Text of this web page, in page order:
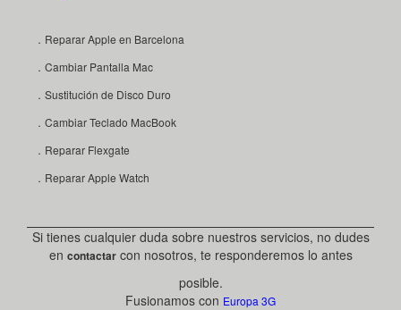
．Reparar Apple en Barcelona
．Cambiar Pantalla Mac
．Sustitución de Disco Duro
．Cambiar Teclado MacBook
．Reparar Flexgate
．Reparar Apple Watch
Si tienes cualquier duda sobre nuestros servicios, no dudes
en contactarcon nosotros, te responderemos lo antes
posible.
Fusionamos con Europa 3G